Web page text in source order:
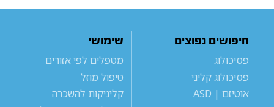
חיפושים נפוצים
פסיכולוג
פסיכולוג קליני
אוטיזם | ASD
שימושי
מטפלים לפי אזורים
טיפול מוזל
קליניקות להשכרה